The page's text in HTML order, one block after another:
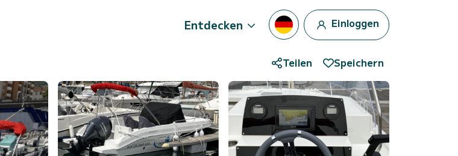
Entdecken Einloggen
Teilen Speichern